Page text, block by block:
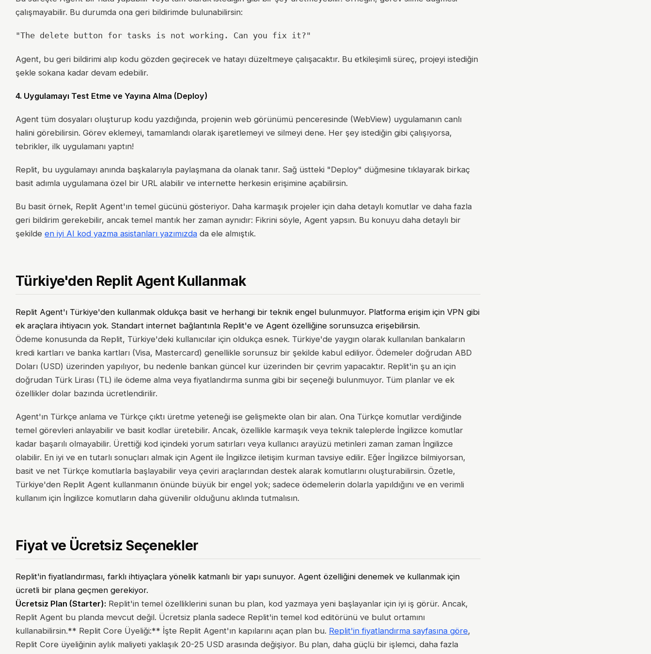
çalışmayabilir. Bu durumda ona geri bildirimde bulunabilirsin:
"The delete button for tasks is not working. Can you fix it?"
Agent, bu geri bildirimi alıp kodu gözden geçirecek ve hatayı düzeltmeye çalışacaktır. Bu etkileşimli süreç, projeyi istediğin
şekle sokana kadar devam edebilir.
4. Uygulamayı Test Etme ve Yayına Alma (Deploy)
Agent tüm dosyaları oluşturup kodu yazdığında, projenin web görünümü penceresinde (WebView) uygulamanın canlı
halini görebilirsin. Görev eklemeyi, tamamlandı olarak işaretlemeyi ve silmeyi dene. Her şey istediğin gibi çalışıyorsa,
tebrikler, ilk uygulamanı yaptın!
Replit, bu uygulamayı anında başkalarıyla paylaşmana da olanak tanır. Sağ üstteki "Deploy" düğmesine tıklayarak birkaç
basit adımla uygulamana özel bir URL alabilir ve internette herkesin erişimine açabilirsin.
Bu basit örnek, Replit Agent'ın temel gücünü gösteriyor. Daha karmaşık projeler için daha detaylı komutlar ve daha fazla
geri bildirim gerekebilir, ancak temel mantık her zaman aynıdır: Fikrini söyle, Agent yapsın. Bu konuyu daha detaylı bir
şekilde en iyi AI kod yazma asistanları yazımızda da ele almıştık.
Türkiye'den Replit Agent Kullanmak
Replit Agent'ı Türkiye'den kullanmak oldukça basit ve herhangi bir teknik engel bulunmuyor. Platforma erişim için VPN gibi
ek araçlara ihtiyacın yok. Standart internet bağlantınla Replit'e ve Agent özelliğine sorunsuzca erişebilirsin.
Ödeme konusunda da Replit, Türkiye'deki kullanıcılar için oldukça esnek. Türkiye'de yaygın olarak kullanılan bankaların
kredi kartları ve banka kartları (Visa, Mastercard) genellikle sorunsuz bir şekilde kabul ediliyor. Ödemeler doğrudan ABD
Doları (USD) üzerinden yapılıyor, bu nedenle bankan güncel kur üzerinden bir çevrim yapacaktır. Replit'in şu an için
doğrudan Türk Lirası (TL) ile ödeme alma veya fiyatlandırma sunma gibi bir seçeneği bulunmuyor. Tüm planlar ve ek
özellikler dolar bazında ücretlendirilir.
Agent'ın Türkçe anlama ve Türkçe çıktı üretme yeteneği ise gelişmekte olan bir alan. Ona Türkçe komutlar verdiğinde
temel görevleri anlayabilir ve basit kodlar üretebilir. Ancak, özellikle karmaşık veya teknik taleplerde İngilizce komutlar
kadar başarılı olmayabilir. Ürettiği kod içindeki yorum satırları veya kullanıcı arayüzü metinleri zaman zaman İngilizce
olabilir. En iyi ve en tutarlı sonuçları almak için Agent ile İngilizce iletişim kurman tavsiye edilir. Eğer İngilizce bilmiyorsan,
basit ve net Türkçe komutlarla başlayabilir veya çeviri araçlarından destek alarak komutlarını oluşturabilirsin. Özetle,
Türkiye'den Replit Agent kullanmanın önünde büyük bir engel yok; sadece ödemelerin dolarla yapıldığını ve en verimli
kullanım için İngilizce komutların daha güvenilir olduğunu aklında tutmalısın.
Fiyat ve Ücretsiz Seçenekler
Replit'in fiyatlandırması, farklı ihtiyaçlara yönelik katmanlı bir yapı sunuyor. Agent özelliğini denemek ve kullanmak için
ücretli bir plana geçmen gerekiyor.
Ücretsiz Plan (Starter): Replit'in temel özelliklerini sunan bu plan, kod yazmaya yeni başlayanlar için iyi iş görür. Ancak,
Replit Agent bu planda mevcut değil. Ücretsiz planla sadece Replit'in temel kod editörünü ve bulut ortamını
kullanabilirsin.** Replit Core Üyeliği:** İşte Replit Agent'ın kapılarını açan plan bu. Replit'in fiyatlandırma sayfasına göre,
Replit Core üyeliğinin aylık maliyeti yaklaşık 20-25 USD arasında değişiyor. Bu plan, daha güçlü bir işlemci, daha fazla